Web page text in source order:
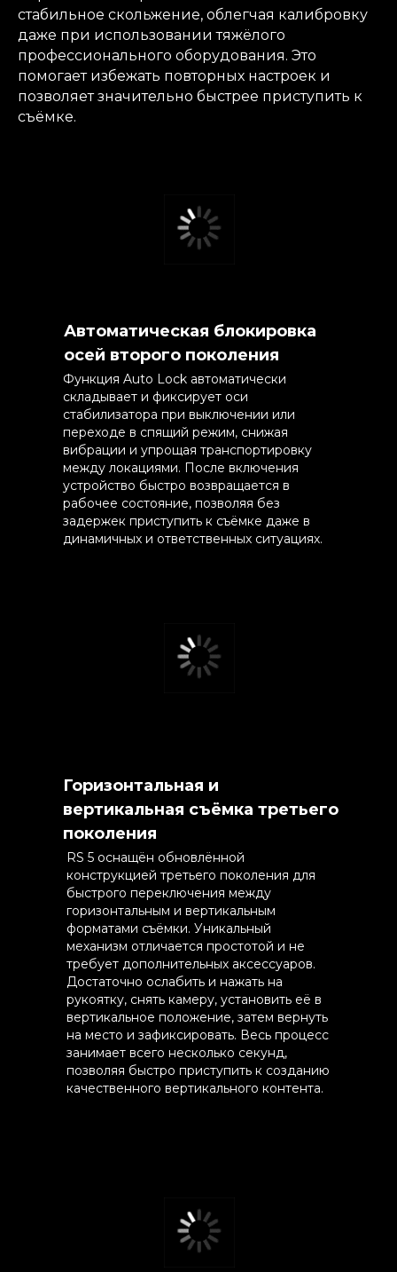
стабильное скольжение, облегчая калибровку
даже при использовании тяжёлого
профессионального оборудования. Это
помогает избежать повторных настроек и
позволяет значительно быстрее приступить к
съёмке.
Автоматическая блокировка
осей второго поколения
Функция Auto Lock автоматически
складывает и фиксирует оси
стабилизатора при выключении или
переходе в спящий режим, снижая
вибрации и упрощая транспортировку
между локациями. После включения
устройство быстро возвращается в
рабочее состояние, позволяя без
задержек приступить к съёмке даже в
динамичных и ответственных ситуациях.
RS 5 оснащён обновлённой
конструкцией третьего поколения для
быстрого переключения между
горизонтальным и вертикальным
форматами съёмки. Уникальный
механизм отличается простотой и не
требует дополнительных аксессуаров.
Достаточно ослабить и нажать на
рукоятку, снять камеру, установить её в
вертикальное положение, затем вернуть
на место и зафиксировать. Весь процесс
занимает всего несколько секунд,
позволяя быстро приступить к созданию
качественного вертикального контента.
Горизонтальная и
вертикальная съёмка третьего
поколения